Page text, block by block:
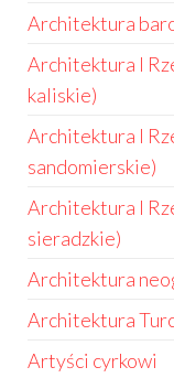
Architektura
Architektura I
kaliskie)
Architektura I
sandomierskie)
Architektura I
sieradzkie)
Architektura
Architektura
Artyści cyrkowi